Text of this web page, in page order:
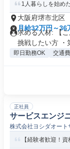
1人暮らしを始め
大阪府堺市北区
月給32万円～36
求める人材: 【
挑戦したい方 ・
即日勤務OK 交通
正社員
サービスエンジ
株式会社ヨシダオート
【経験者歓迎！